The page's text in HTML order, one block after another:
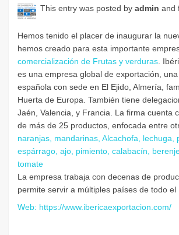
This entry was posted byadmin and
Hemos tenido el placer de inaugurar la
hemos creado para esta importante
comercialización de Frutas y verduras .
es una empresa global de exportación,
española con sede en El Ejido, Almería,
Huerta de Europa. También tiene
Jaén, Valencia, y Francia. La firma cuenta
de más de 25 productos, enfocada entre
naranjas, mandarinas, Alcachofa, lechuga,
espárrago, ajo, pimiento, calabacín,
tomate
La empresa trabaja con decenas de
permite servir a múltiples países de todo el
Web: https://www.ibericaexportacion.com/